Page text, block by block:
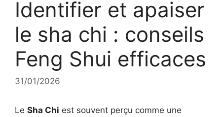
Identifier et apaiser
le sha chi : conseils
Feng Shui efficaces
31/01/2026
Le Sha Chi est souvent perçu comme une